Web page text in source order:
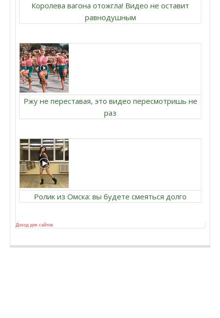
Королева вагона отожгла! Видео не оставит
равнодушным
Ржу не переставая, это видео пересмотришь не
раз
Ролик из Омска: вы будете смеяться долго
Доход для сайтов